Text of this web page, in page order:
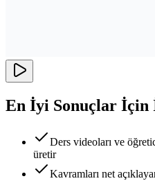
En İyi Sonuçlar İçin
Ders videoları ve
üretir
Kavramları net